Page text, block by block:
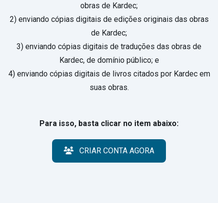
obras de Kardec;
2) enviando cópias digitais de edições originais das obras
de Kardec;
3) enviando cópias digitais de traduções das obras de
Kardec, de domínio público; e
4) enviando cópias digitais de livros citados por Kardec em
suas obras.
Para isso, basta clicar no item abaixo:
CRIAR CONTA AGORA